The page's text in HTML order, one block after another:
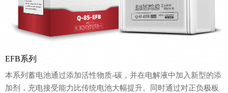
EFB系列
本系列蓄电池通过添加活性物质-碳，并在电解液中加入新型的添
加剂，充电接受能力比传统电池大幅提升。同时通过对正负极板